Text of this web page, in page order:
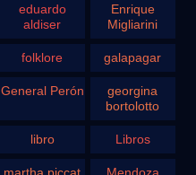
eduardo
aldiser
Enrique
Migliarini
folklore galapagar
General Perón
georgina
bortolotto
libro Libros